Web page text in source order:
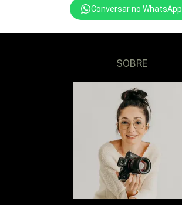
Conversar no WhatsApp
SOBRE